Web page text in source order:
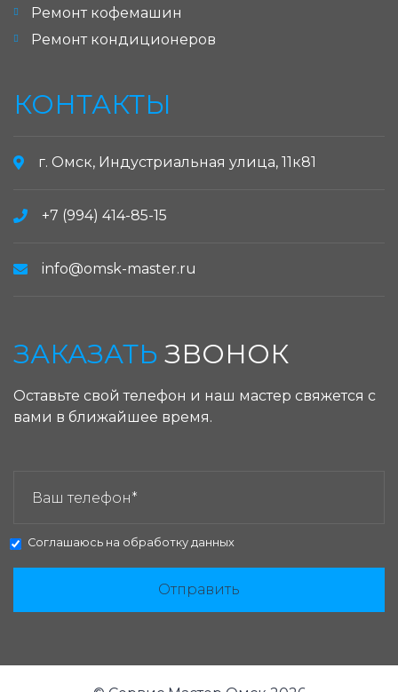
Ремонт кофемашин
Ремонт кондиционеров
КОНТАКТЫ
г. Омск, Индустриальная улица, 11к81
+7 (994) 414-85-15
info@omsk-master.ru
ЗАКАЗАТЬ ЗВОНОК
Оставьте свой телефон и наш мастер свяжется с
вами в ближайшее время.
Соглашаюсь на обработку данных
Отправить